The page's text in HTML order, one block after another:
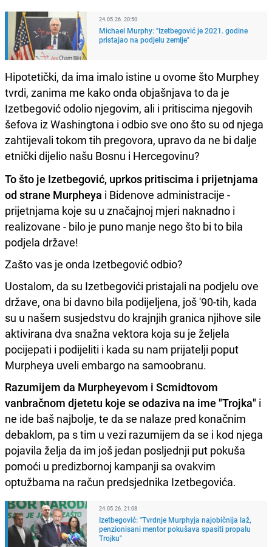
24.05.26. 20:50
Michael Murphy: "Izetbegović je 2021. godine
pristajao na podjelu zemlje"
Hipotetički, da ima imalo istine u ovome što Murphey
tvrdi, zanima me kako onda objašnjava to da je
Izetbegović odolio njegovim, ali i pritiscima njegovih
šefova iz Washingtona i odbio sve ono što su od njega
zahtijevali tokom tih pregovora, upravo da ne bi dalje
etnički dijelio našu Bosnu i Hercegovinu?
To što je Izetbegović, uprkos pritiscima i prijetnjama
od strane Murpheya i Bidenove administracije -
prijetnjama koje su u značajnoj mjeri naknadno i
realizovane - bilo je puno manje nego što bi to bila
podjela države!
Zašto vas je onda Izetbegović odbio?
Uostalom, da su Izetbegovići pristajali na podjelu ove
države, ona bi davno bila podijeljena, još '90-tih, kada
su u našem susjedstvu do krajnjih granica njihove sile
aktivirana dva snažna vektora koja su je željela
pocijepati i podijeliti i kada su nam prijatelji poput
Murpheya uveli embargo na samoobranu.
Razumijem da Murpheyevom i Scmidtovom
vanbračnom djetetu koje se odaziva na ime "Trojka" i
ne ide baš najbolje, te da se nalaze pred konačnim
debaklom, pa s tim u vezi razumijem da se i kod njega
pojavila želja da im još jedan posljednji put pokuša
pomoći u predizbornoj kampanji sa ovakvim
optužbama na račun predsjednika Izetbegovića.
24.05.26. 21:08
Izetbegović: "Tvrdnje Murphyja najobičnija laž,
penzionisani mentor pokušava spasiti propalu
Trojku"